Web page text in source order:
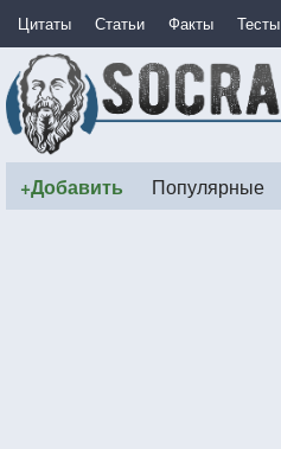
Цитаты Статьи Факты Тесты
+Добавить Популярные